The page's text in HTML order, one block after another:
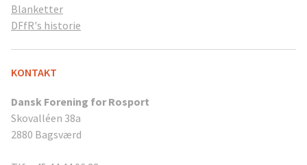
Blanketter
DFfR's historie
KONTAKT
Dansk Forening for Rosport
Skovalléen 38a
2880 Bagsværd